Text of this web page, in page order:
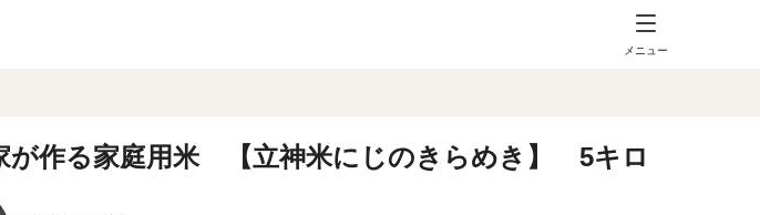
メニュー
が作る家庭用米 【立神米にじのきらめき】 5キロ